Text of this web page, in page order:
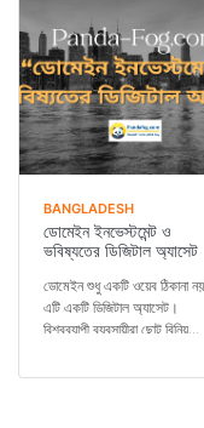
BANGLADESH
ডোমেইন ইনভেস্টমেন্ট ও
ভবিষ্যতের ডিজিটাল অ্যাসেট
ডোমেইন শুধু একটি ওয়েব ঠিকানা
এটি একটি ডিজিটাল অ্যাসেট।
বিশ্বব্যাপী ব্যবসায়ীরা ছোট বিনিয়...